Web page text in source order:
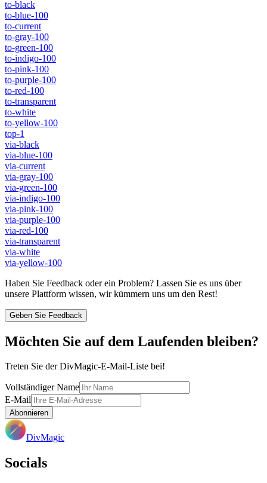
to-black
to-blue-100
to-current
to-gray-100
to-green-100
to-indigo-100
to-pink-100
to-purple-100
to-red-100
to-transparent
to-white
to-yellow-100
top-1
via-black
via-blue-100
via-current
via-gray-100
via-green-100
via-indigo-100
via-pink-100
via-purple-100
via-red-100
via-transparent
via-white
via-yellow-100
Haben Sie Feedback oder ein Problem? Lassen Sie es uns über
unsere Plattform wissen, wir kümmern uns um den Rest!
Geben Sie Feedback
Möchten Sie auf dem Laufenden bleiben?
Treten Sie der DivMagic-E-Mail-Liste bei!
Vollständiger Name
E-Mail
Abonnieren
DivMagic
Socials